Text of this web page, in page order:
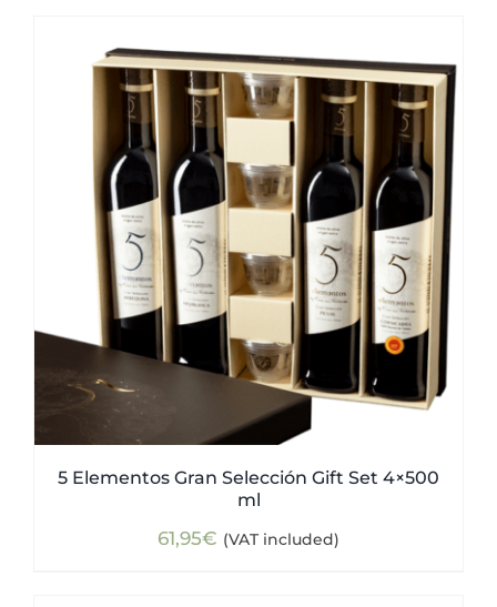
5 Elementos Gran Selección Gift Set 4×500
ml
61,95€ (VAT included)